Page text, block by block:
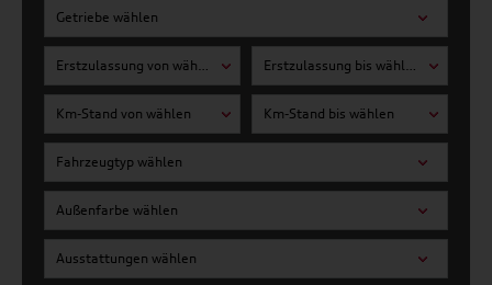
Getriebe wählen
Erstzulassung von wählen Erstzulassung bis wählen
Km-Stand von wählen Km-Stand bis wählen
Fahrzeugtyp wählen
Außenfarbe wählen
Ausstattungen wählen